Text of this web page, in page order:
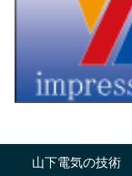
山下電気の技術